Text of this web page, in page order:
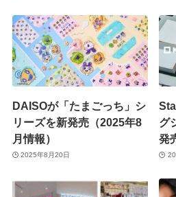
DAISOが「たまごっち」シ
リーズを新発売（2025年8
月情報）
2025年8月20日
グ
発